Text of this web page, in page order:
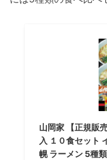
山岡家 【正規販
入 １０食セット
幌 ラーメン 5種